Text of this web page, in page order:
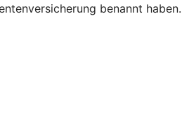
benannt